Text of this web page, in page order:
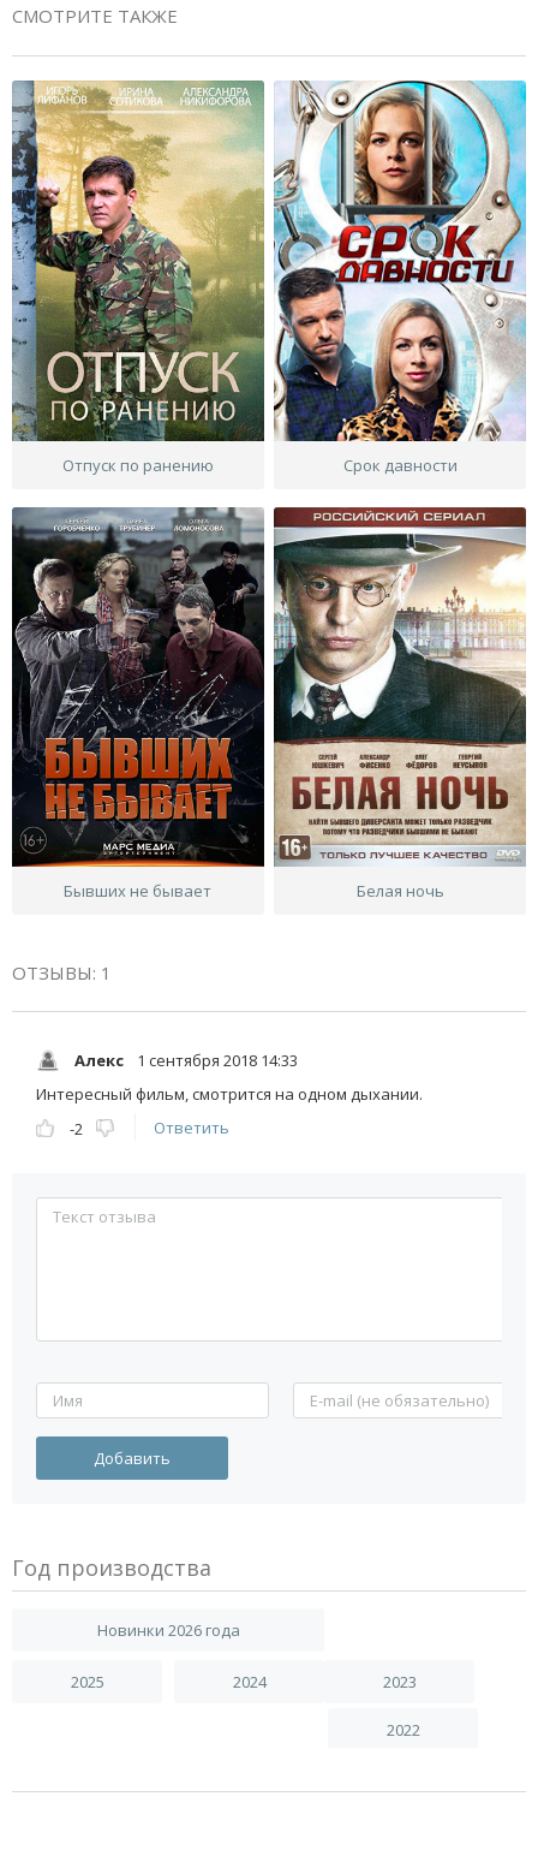
СМОТРИТЕ ТАКЖЕ
Отпуск по ранению Срок давности
Бывших не бывает Белая ночь
ОТЗЫВЫ: 1
Алекс
1 сентября 2018 14:33
Интересный фильм, смотрится на одном дыхании.
-2
Ответить
Год производства
Новинки 2026 года
2025 2024 2023
2022